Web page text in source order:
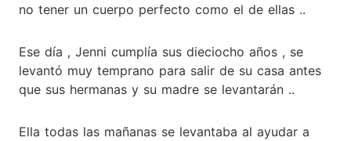
no tener un cuerpo perfecto como el de ellas ..
Ese día , Jenni cumplía sus dieciocho años , se
levantó muy temprano para salir de su casa antes
que sus hermanas y su madre se levantarán ..
Ella todas las mañanas se levantaba al ayudar a